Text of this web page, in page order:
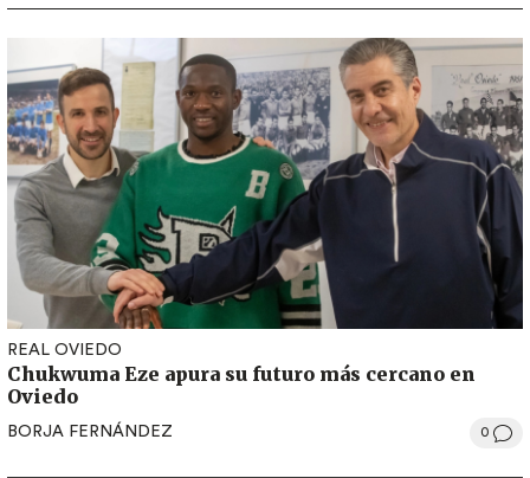
REAL OVIEDO
Chukwuma Eze apura su futuro más cercano en
Oviedo
BORJA FERNÁNDEZ 0